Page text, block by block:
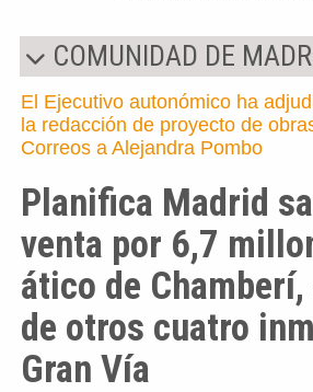
COMUNIDAD DE
El Ejecutivo autonómico ha
la redacción de proyecto de
Correos a Alejandra Pombo
Planifica Madrid
venta por 6,7
ático de Chamberí,
de otros cuatro
Gran Vía